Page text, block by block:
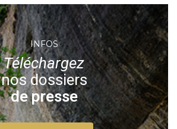
INFOS
Téléchargez
nos dossiers
de presse